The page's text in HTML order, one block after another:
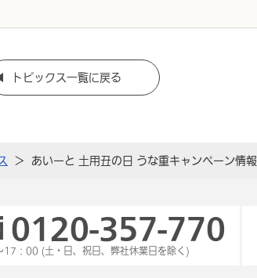
トピックス一覧に戻る
あいーと 土用丑の日 うな重キャンペーン情報
0120-357-770
17：00 (土・日、祝日、弊社休業日を除く)